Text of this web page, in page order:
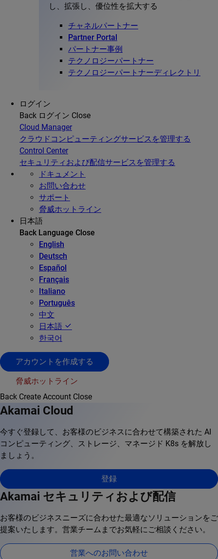
し、拡張し、優位性を拡大する
チャネルパートナー
Partner Portal
パートナー事例
テクノロジーパートナー
テクノロジーパートナーディレクトリ
ログイン
Back ログイン Close
Cloud Manager
クラウドコンピューティングサービスを管理する
Control Center
セキュリティおよび配信サービスを管理する
ドキュメント
お問い合わせ
サポート
脅威ホットライン
日本語
Back Language Close
English
Deutsch
Español
Français
Italiano
Português
中文
日本語
한국어
アカウントを作成する
脅威ホットライン
Back Create Account Close
Akamai Cloud
今すぐ登録して、お客様のビジネスに合わせて構築された AI
コンピューティング、ストレージ、マネージド K8s を解放し
ましょう。
登録
Akamai セキュリティおよび配信
お客様のビジネスニーズに合わせた最適なソリューションをご
提案いたします。営業チームまでお気軽にご相談ください。
営業へのお問い合わせ